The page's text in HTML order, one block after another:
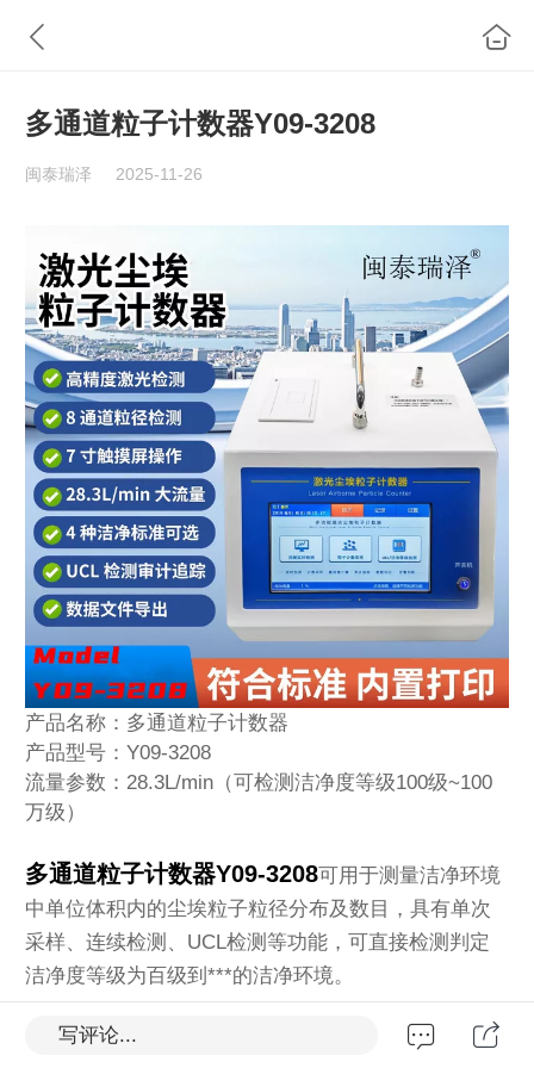
多通道粒子计数器Y09-3208
闽泰瑞泽 2025-11-26
产品名称：多通道粒子计数器
产品型号：Y09-3208
流量参数：28.3L/min（可检测洁净度等级100级~100
万级）
多通道粒子计数器Y09-3208可用于测量洁净环境
中单位体积内的尘埃粒子粒径分布及数目，具有单次
采样、连续检测、UCL检测等功能，可直接检测判定
洁净度等级为百级到***的洁净环境。
多通道粒子计数器Y09-3208提供0.3、0.5、0.7、1.0、
写评论...